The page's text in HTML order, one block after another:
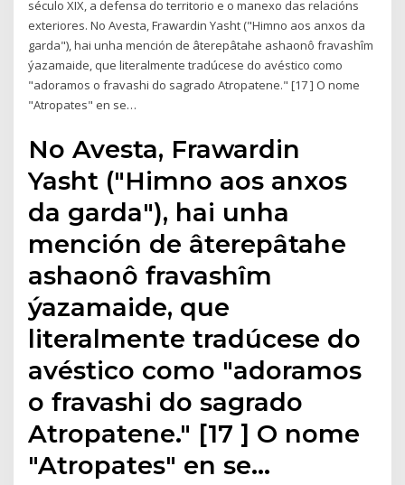
século XIX, a defensa do territorio e o manexo das relacións
exteriores. No Avesta, Frawardin Yasht ("Himno aos anxos da
garda"), hai unha mención de âterepâtahe ashaonô fravashîm
ýazamaide, que literalmente tradúcese do avéstico como
"adoramos o fravashi do sagrado Atropatene." [17 ] O nome
"Atropates" en se…
No Avesta, Frawardin
Yasht ("Himno aos anxos
da garda"), hai unha
mención de âterepâtahe
ashaonô fravashîm
ýazamaide, que
literalmente tradúcese do
avéstico como "adoramos
o fravashi do sagrado
Atropatene." [17 ] O nome
"Atropates" en se…